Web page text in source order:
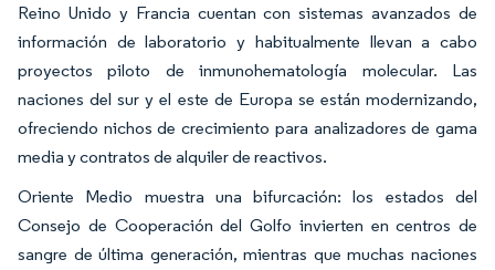
Reino Unido y Francia cuentan con sistemas avanzados de
información de laboratorio y habitualmente llevan a cabo
proyectos piloto de inmunohematología molecular. Las
naciones del sur y el este de Europa se están modernizando,
ofreciendo nichos de crecimiento para analizadores de gama
media y contratos de alquiler de reactivos.
Oriente Medio muestra una bifurcación: los estados del
Consejo de Cooperación del Golfo invierten en centros de
sangre de última generación, mientras que muchas naciones